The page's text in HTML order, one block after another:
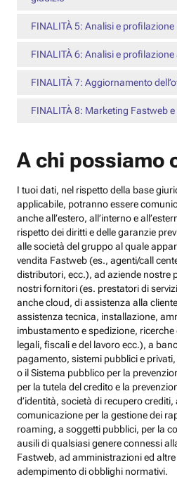
FINALITÀ 5: Analisi e profilazione
FINALITÀ 6: Analisi e
FINALITÀ 7: Aggiornamento
FINALITÀ 8: Marketing Fastweb
A chi possiamo
I tuoi dati, nel rispetto della base
applicabile, potranno essere
anche all’estero, all’interno e
rispetto dei diritti e delle garanzie
alle società del gruppo al quale
vendita Fastweb (es., agenti/call
distributori, ecc.), ad aziende nostre
nostri fornitori (es. prestatori di
anche cloud, di assistenza alla
assistenza tecnica, installazione,
imbustamento e spedizione,
legali, fiscali e del lavoro ecc.), a
pagamento, sistemi pubblici e
o il Sistema pubblico per la
per la tutela del credito e la
d’identità, società di recupero
comunicazione per la gestione dei
roaming, a soggetti pubblici, per la
ausili di qualsiasi genere connessi
Fastweb, ad amministrazioni ed
adempimento di obblighi normativi.